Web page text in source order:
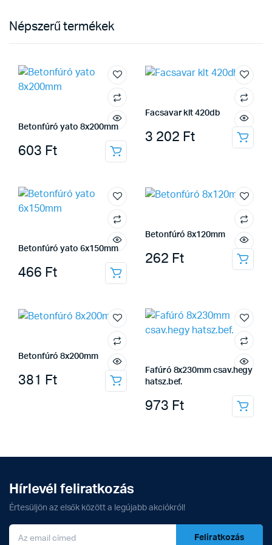
Népszerű termékek
Betonfúró yato 8x200mm
603 Ft
Facsavar klt 420db
3 202 Ft
Betonfúró yato 6x150mm
466 Ft
Betonfúró 8x120mm
262 Ft
Betonfúró 8x200mm
381 Ft
Fafúró 8x230mm csav.hegy
hatsz.bef.
973 Ft
Hírlevél feliratkozás
Értesüljön az elsők között a legújabb akciókról!
Feliratkozás